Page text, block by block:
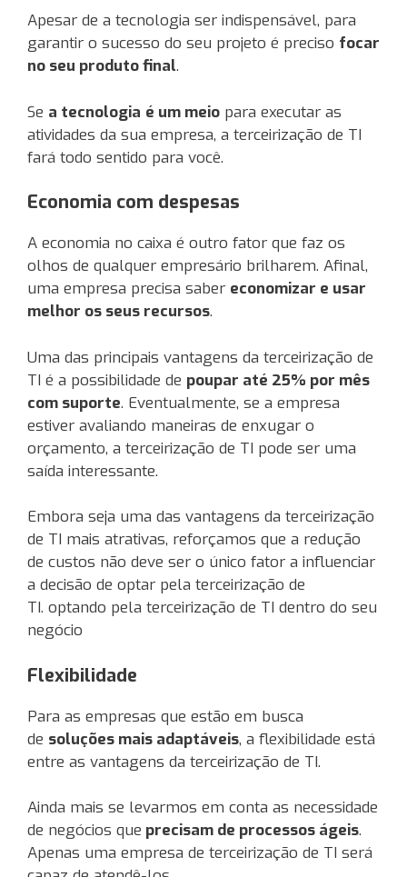
Apesar de a tecnologia ser indispensável, para
garantir o sucesso do seu projeto é preciso focar
no seu produto final.
Se a tecnologia é um meio para executar as
atividades da sua empresa, a terceirização de TI
fará todo sentido para você.
Economia com despesas
A economia no caixa é outro fator que faz os
olhos de qualquer empresário brilharem. Afinal,
uma empresa precisa saber economizar e usar
melhor os seus recursos.
Uma das principais vantagens da terceirização de
TI é a possibilidade de poupar até 25% por mês
com suporte. Eventualmente, se a empresa
estiver avaliando maneiras de enxugar o
orçamento, a terceirização de TI pode ser uma
saída interessante.
Embora seja uma das vantagens da terceirização
de TI mais atrativas, reforçamos que a redução
de custos não deve ser o único fator a influenciar
a decisão de optar pela terceirização de
TI. optando pela terceirização de TI dentro do seu
negócio
Flexibilidade
Para as empresas que estão em busca
de soluções mais adaptáveis, a flexibilidade está
entre as vantagens da terceirização de TI.
Ainda mais se levarmos em conta as necessidade
de negócios que precisam de processos ágeis.
Apenas uma empresa de terceirização de TI será